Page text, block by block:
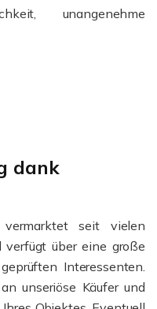
unangenehme
dank
vermarktet seit vielen
verfügt über eine große
Interessenten.
unseriöse Käufer und